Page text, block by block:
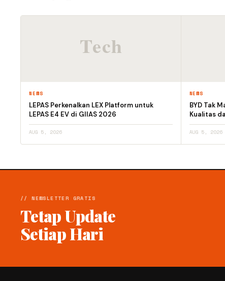
NEWS
LEPAS Perkenalkan LEX Platform untuk
LEPAS E4 EV di GIIAS 2026
AUG 5, 2026
NEWS
BYD Tak
Kualitas
AUG 5, 2026
// NEWSLETTER GRATIS
Tetap Update
Setiap Hari